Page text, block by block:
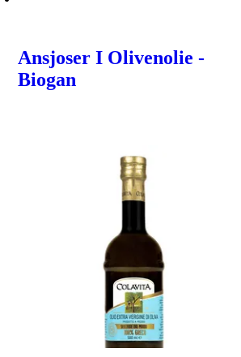
Ansjoser I Olivenolie -
Biogan